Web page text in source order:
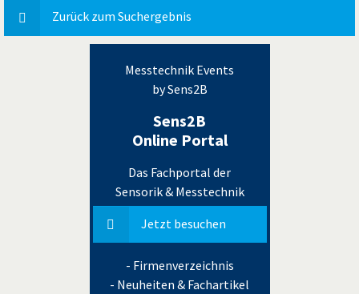
Zurück zum Suchergebnis
Messtechnik Events
by Sens2B
Sens2B
Online Portal
Das Fachportal der
Sensorik & Messtechnik
Jetzt besuchen
- Firmenverzeichnis
- Neuheiten & Fachartikel